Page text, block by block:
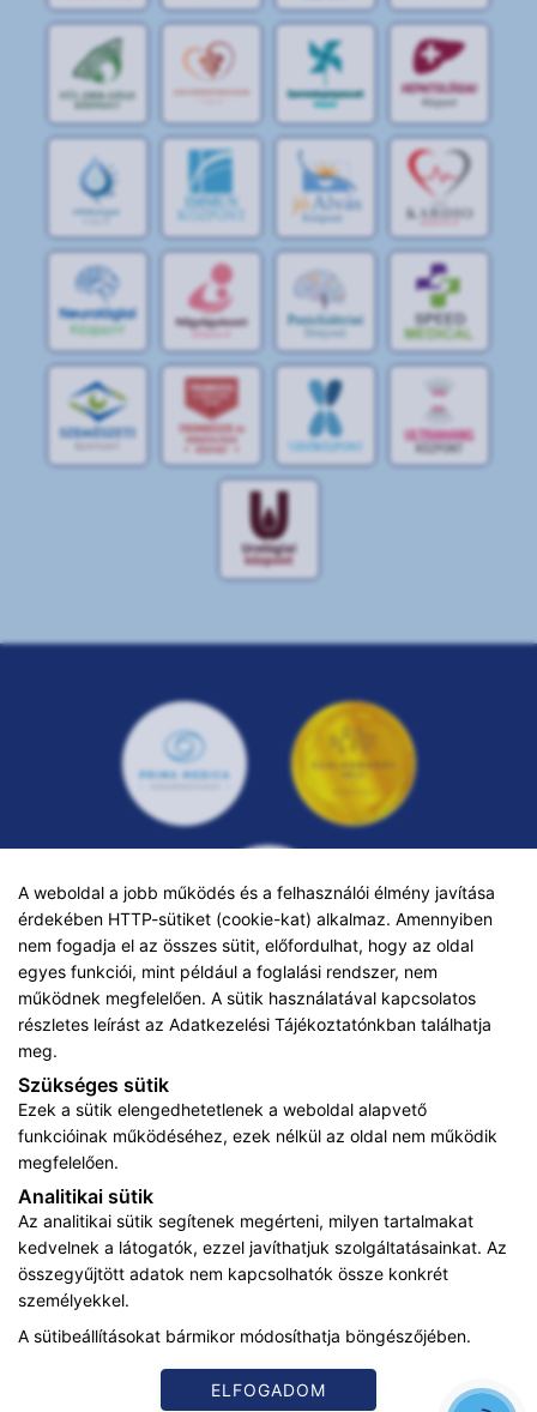
A weboldal a jobb működés és a felhasználói élmény javítása
érdekében HTTP-sütiket (cookie-kat) alkalmaz. Amennyiben
nem fogadja el az összes sütit, előfordulhat, hogy az oldal
egyes funkciói, mint például a foglalási rendszer, nem
működnek megfelelően. A sütik használatával kapcsolatos
részletes leírást az Adatkezelési Tájékoztatónkban találhatja
meg.
Szükséges sütik
Ezek a sütik elengedhetetlenek a weboldal alapvető
funkcióinak működéséhez, ezek nélkül az oldal nem működik
megfelelően.
Analitikai sütik
Az analitikai sütik segítenek megérteni, milyen tartalmakat
kedvelnek a látogatók, ezzel javíthatjuk szolgáltatásainkat. Az
összegyűjtött adatok nem kapcsolhatók össze konkrét
személyekkel.
A sütibeállításokat bármikor módosíthatja böngészőjében.
ELFOGADOM
KÖZPONT
jóAlvás
Központ
ADATKEZELÉSI TÁJÉKOZTATÓ
IMPRESSZUM
ÁSZF
KARRIER
Az oldalon feltüntetett árak az ÁFÁ-t tartalmazzák!
kerültek felhasználásra.